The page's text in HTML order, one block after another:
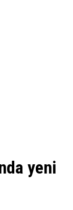
yeni